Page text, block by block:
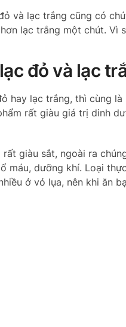
và lạc trắng cũng có
lạc trắng một chút. Vì
đỏ và lạc
hay lạc trắng, thì cùng
rất giàu giá trị dinh
giàu sắt, ngoài ra
máu, dưỡng khí. Loại
ở vỏ lụa, nên khi ăn